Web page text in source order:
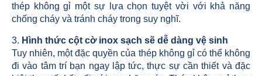
thép không gỉ một sự lựa chọn tuyệt vời với khả năng
chống cháy và tránh cháy trong suy nghĩ.
3. Hình thức cột cờ inox sạch sẽ dễ dàng vệ sinh
Tuy nhiên, một đặc quyền của thép không gỉ có thể không
đi vào tâm trí bạn ngay lập tức, thực sự cần thiết và đặc